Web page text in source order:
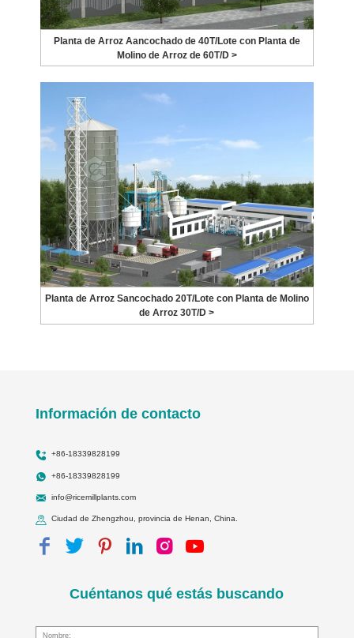
Planta de Arroz Aancochado de 40T/Lote con Planta de
Molino de Arroz de 60T/D >
Planta de Arroz Sancochado 20T/Lote con Planta de Molino
de Arroz 30T/D >
Información de contacto
+86-18339828199
+86-18339828199
info@ricemillplants.com
Ciudad de Zhengzhou, provincia de Henan, China.
Cuéntanos qué estás buscando